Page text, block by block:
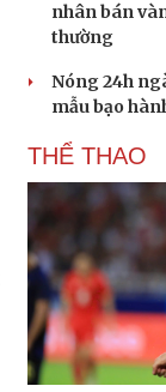
nhân bán
thường
Nóng 24h
mẫu bạo
THỂ THAO